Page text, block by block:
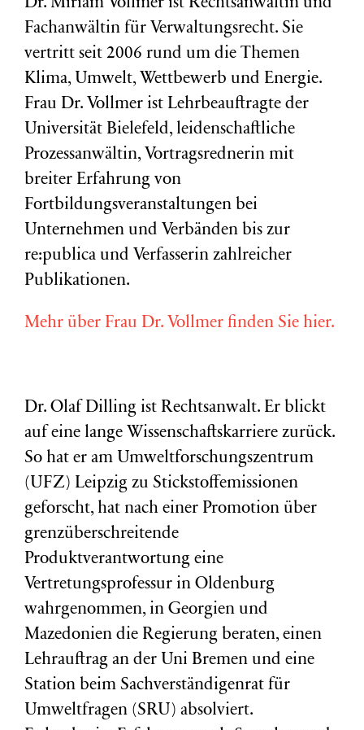
Dr. Miriam Vollmer ist Rechtsanwältin und
Fachanwältin für Verwaltungsrecht. Sie
vertritt seit 2006 rund um die Themen
Klima, Umwelt, Wettbewerb und Energie.
Frau Dr. Vollmer ist Lehrbeauftragte der
Universität Bielefeld, leidenschaftliche
Prozessanwältin, Vortragsrednerin mit
breiter Erfahrung von
Fortbildungsveranstaltungen bei
Unternehmen und Verbänden bis zur
re:publica und Verfasserin zahlreicher
Publikationen.
Mehr über Frau Dr. Vollmer finden Sie hier.
Dr. Olaf Dilling ist Rechtsanwalt. Er blickt
auf eine lange Wissenschaftskarriere zurück.
So hat er am Umweltforschungszentrum
(UFZ) Leipzig zu Stickstoffemissionen
geforscht, hat nach einer Promotion über
grenzüberschreitende
Produktverantwortung eine
Vertretungsprofessur in Oldenburg
wahrgenommen, in Georgien und
Mazedonien die Regierung beraten, einen
Lehrauftrag an der Uni Bremen und eine
Station beim Sachverständigenrat für
Umweltfragen (SRU) absolviert.